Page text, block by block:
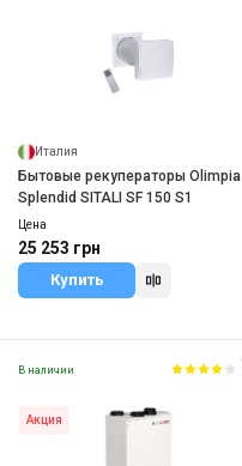
Италия
Бытовые рекуператоры Olimpia
Splendid SITALI SF 150 S1
Цена
25 253 грн
Купить
В наличии
Акция